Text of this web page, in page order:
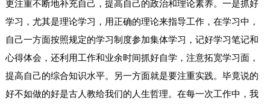
更注重不断地补充自己，提高自己的政治和理论素养。一是抓好
学习，尤其是理论学习，用正确的理论来指导工作，在学习中，
自己一方面按照规定的学习制度参加集体学习，记好学习笔记和
心得体会，还利用工作和业余时间抓好自学，注意拓宽学习面，
提高自己的综合知识水平。另一方面就是要注重实践。毕竟说的
好不如做的好是古人教给我们的人生哲理。在每一次工作中，我